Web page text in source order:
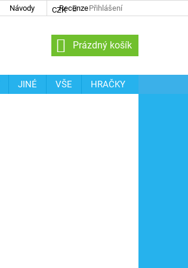
Návody Recenze
CZK Přihlášení
NÁKUPNÍ
KOŠÍK
Prázdný košík
JINÉ VŠE
HRAČKY